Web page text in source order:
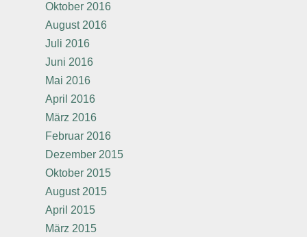
Oktober 2016
August 2016
Juli 2016
Juni 2016
Mai 2016
April 2016
März 2016
Februar 2016
Dezember 2015
Oktober 2015
August 2015
April 2015
März 2015